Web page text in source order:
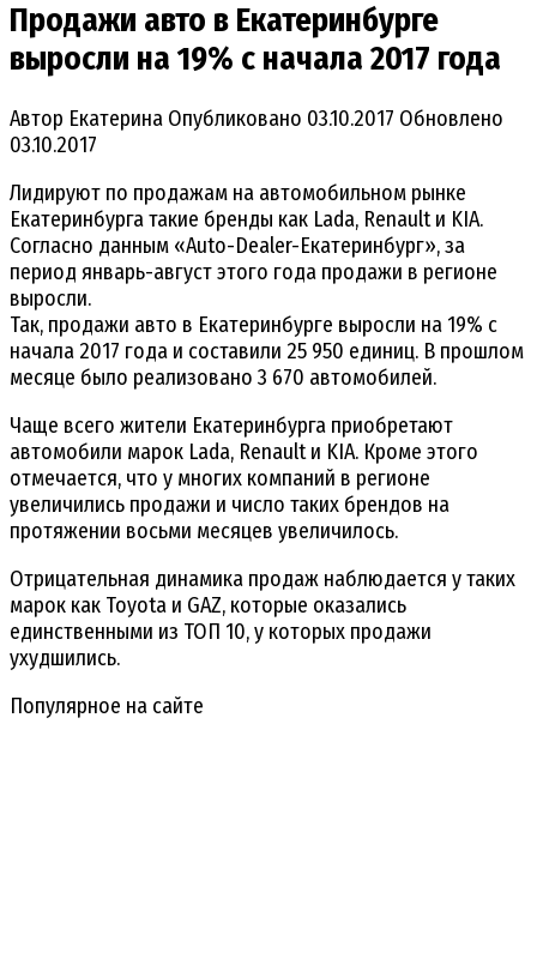
Продажи авто в Екатеринбурге
выросли на 19% с начала 2017 года
Автор Екатерина Опубликовано 03.10.2017 Обновлено
03.10.2017
Лидируют по продажам на автомобильном рынке
Екатеринбурга такие бренды как Lada, Renault и KIA.
Согласно данным «Auto-Dealer-Екатеринбург», за
период январь-август этого года продажи в регионе
выросли.
Так, продажи авто в Екатеринбурге выросли на 19% с
начала 2017 года и составили 25 950 единиц. В прошлом
месяце было реализовано 3 670 автомобилей.
Чаще всего жители Екатеринбурга приобретают
автомобили марок Lada, Renault и KIA. Кроме этого
отмечается, что у многих компаний в регионе
увеличились продажи и число таких брендов на
протяжении восьми месяцев увеличилось.
Отрицательная динамика продаж наблюдается у таких
марок как Toyota и GAZ, которые оказались
единственными из ТОП 10, у которых продажи
ухудшились.
Популярное на сайте